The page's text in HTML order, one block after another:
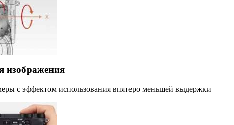
изображения
с эффектом использования впятеро меньшей выдержки